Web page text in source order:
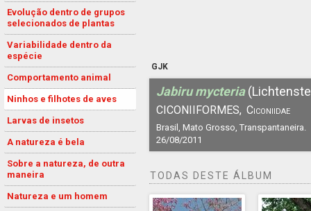
Evolução dentro de grupos
selecionados de plantas
Variabilidade dentro da
espécie
Comportamento animal
Ninhos e filhotes de aves
Larvas de insetos
A natureza é bela
Sobre a natureza, de outra
maneira
Natureza e um homem
GJK
Jabiru mycteria
CICONIIFORMES, Ciconiidae
Brasil, Mato Grosso, Transpantaneira.
26/08/2011
TODAS DESTE ÁLBUM